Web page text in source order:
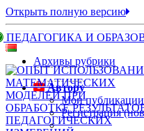
Открыть полную версию
ПЕДАГОГИКА И
Архивы рубрики
Автору
Мои публикации
Регистрация